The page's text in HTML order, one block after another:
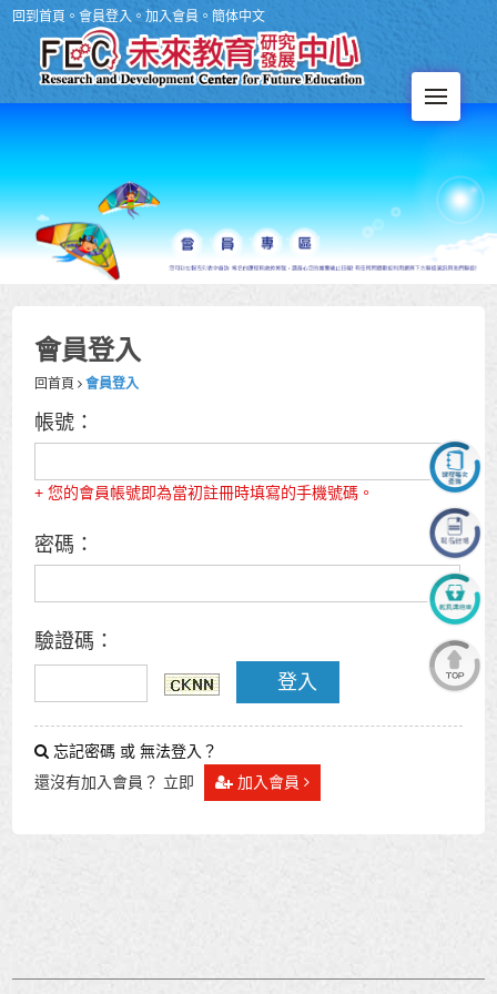
回到首頁 。會員登入 。加入會員 。簡体中文
會員登入
回首頁 會員登入
帳號：
+ 您的會員帳號即為當初註冊時填寫的手機號碼。
密碼：
驗證碼：
登入
忘記密碼 或 無法登入？
還沒有加入會員？ 立即
加入會員